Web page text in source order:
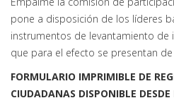
pone a disposición de los líderes
instrumentos de levantamiento de
que para el efecto se presentan
FORMULARIO IMPRIMIBLE DE
CIUDADANAS DISPONIBLE